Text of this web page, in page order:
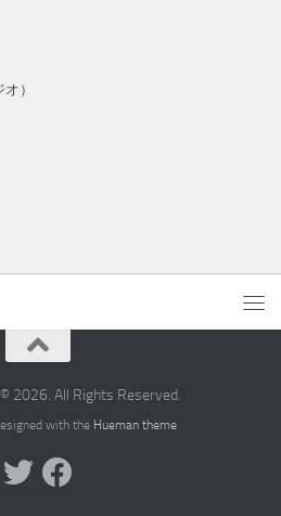
）
2026. All Rights Reserved.
with the Hueman theme